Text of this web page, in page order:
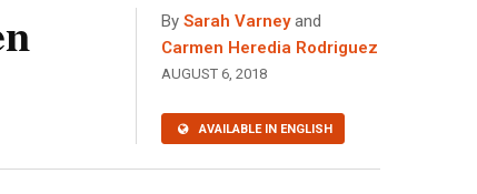
By Sarah Varneyand
Carmen Heredia Rodriguez
AUGUST 6, 2018
AVAILABLE IN ENGLISH